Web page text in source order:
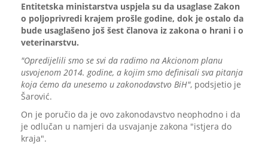
Entitetska ministarstva uspjela su da usaglase Zakon
o poljoprivredi krajem prošle godine, dok je ostalo da
bude usaglašeno još šest članova iz zakona o hrani i o
veterinarstvu.
"Opredijelili smo se svi da radimo na Akcionom planu
usvojenom 2014. godine, a kojim smo definisali sva pitanja
koja ćemo da unesemo u zakonodavstvo BiH", podsjetio je
Šarović.
On je poručio da je ovo zakonodavstvo neophodno i da
je odlučan u namjeri da usvajanje zakona "istjera do
kraja".